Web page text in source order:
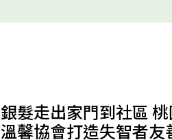
銀髮走出家門到社區
溫馨協會打造失智者友